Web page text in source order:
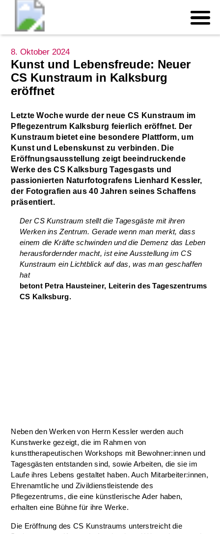
8. Oktober 2024
Kunst und Lebensfreude: Neuer
CS Kunstraum in Kalksburg
eröffnet
Letzte Woche wurde der neue CS Kunstraum im
Pflegezentrum Kalksburg feierlich eröffnet. Der
Kunstraum bietet eine besondere Plattform, um
Kunst und Lebenskunst zu verbinden. Die
Eröffnungsausstellung zeigt beeindruckende
Werke des CS Kalksburg Tagesgasts und
passionierten Naturfotografens Lienhard Kessler,
der Fotografien aus 40 Jahren seines Schaffens
präsentiert.
Der CS Kunstraum stellt die Tagesgäste mit ihren
Werken ins Zentrum. Gerade wenn man merkt, dass
einem die Kräfte schwinden und die Demenz das Leben
herausfordernder macht, ist eine Ausstellung im CS
Kunstraum ein Lichtblick auf das, was man geschaffen
hat
betont Petra Hausteiner, Leiterin des Tageszentrums
CS Kalksburg.
Neben den Werken von Herrn Kessler werden auch
Kunstwerke gezeigt, die im Rahmen von
kunsttherapeutischen Workshops mit Bewohner:innen und
Tagesgästen entstanden sind, sowie Arbeiten, die sie im
Laufe ihres Lebens gestaltet haben. Auch Mitarbeiter:innen,
Ehrenamtliche und Zivildienstleistende des
Pflegezentrums, die eine künstlerische Ader haben,
erhalten eine Bühne für ihre Werke.
Die Eröffnung des CS Kunstraums unterstreicht die